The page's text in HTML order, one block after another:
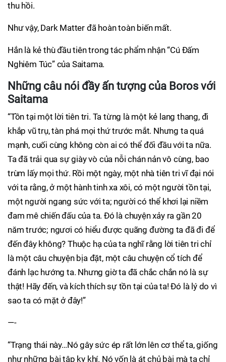
thu hồi.
Như vậy, Dark Matter đã hoàn toàn biến mất.
Hắn là kẻ thù đầu tiên trong tác phẩm nhận “Cú Đấm
Nghiêm Túc” của Saitama.
Những câu nói đầy ấn tượng của Boros với
Saitama
“Tồn tại một lời tiên tri. Ta từng là một kẻ lang thang, đi
khắp vũ trụ, tàn phá mọi thứ trước mắt. Nhưng ta quá
mạnh, cuối cùng không còn ai có thể đối đầu với ta nữa.
Ta đã trải qua sự giày vò của nỗi chán nản vô cùng, bao
trùm lấy mọi thứ. Rồi một ngày, một nhà tiên tri vĩ đại nói
với ta rằng, ở một hành tinh xa xôi, có một người tồn tại,
một người ngang sức với ta; người có thể khơi lại niềm
đam mê chiến đấu của ta. Đó là chuyện xảy ra gần 20
năm trước; ngươi có hiểu được quãng đường ta đã đi để
đến đây không? Thuộc hạ của ta nghĩ rằng lời tiên tri chỉ
là một câu chuyện bịa đặt, một câu chuyện cổ tích để
đánh lạc hướng ta. Nhưng giờ ta đã chắc chắn nó là sự
thật! Hãy đến, và kích thích sự tồn tại của ta! Đó là lý do vì
sao ta có mặt ở đây!”
—-
“Trạng thái này…Nó gây sức ép rất lớn lên cơ thể ta, giống
như những bài tập kỵ khí. Nó vốn là át chủ bài mà ta chỉ